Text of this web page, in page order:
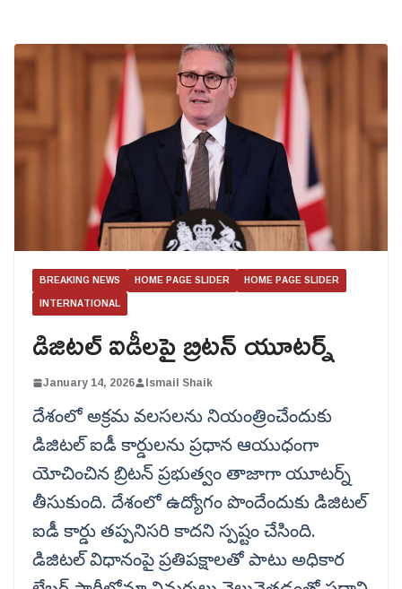
BREAKING NEWS HOME PAGE SLIDER
HOME PAGE SLIDER
INTERNATIONAL
డిజిటల్ ఐడీలపై బ్రిటన్ యూటర్న్
January 14, 2026 Ismail Shaik
దేశంలో అక్రమ వలసలను నియంత్రించేందుకు
డిజిటల్‌ ఐడీ కార్డులను ప్రధాన ఆయుధంగా
యోచించిన బ్రిటన్‌ ప్రభుత్వం తాజాగా యూటర్న్‌
తీసుకుంది. దేశంలో ఉద్యోగం పొందేందుకు డిజిటల్‌
ఐడీ కార్డు తప్పనిసరి కాదని స్పష్టం చేసింది.
డిజిటల్ విధానంపై ప్రతిపక్షాలతో పాటు అధికార